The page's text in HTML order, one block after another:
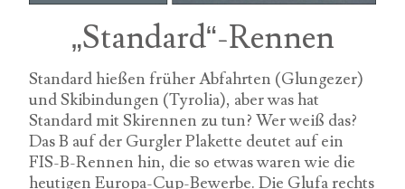
„Standard“-Rennen
Standard hießen früher Abfahrten (Glungezer)
und Skibindungen (Tyrolia), aber was hat
Standard mit Skirennen zu tun? Wer weiß das?
Das B auf der Gurgler Plakette deutet auf ein
FIS-B-Rennen hin, die so etwas waren wie die
heutigen Europa-Cup-Bewerbe. Die Glufa rechts